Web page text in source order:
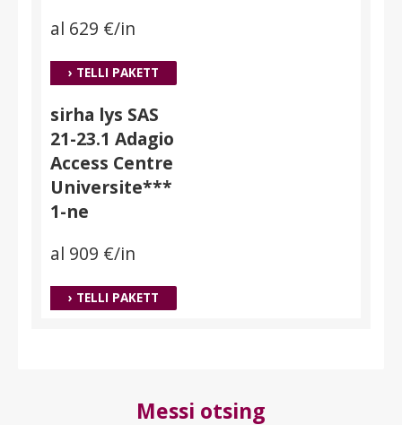
al 629 €/in
› TELLI PAKETT
sirha lys SAS
21-23.1 Adagio
Access Centre
Universite***
1-ne
al 909 €/in
› TELLI PAKETT
Messi otsing